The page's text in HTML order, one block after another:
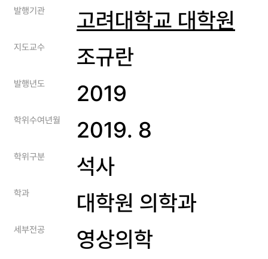
발행기관
고려대학교 대학원
지도교수 조규란
발행년도 2019
학위수여년월 2019. 8
학위구분 석사
학과 대학원 의학과
세부전공 영상의학